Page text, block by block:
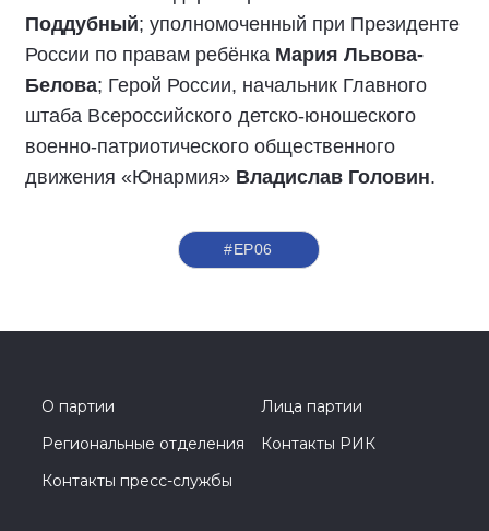
Поддубный; уполномоченный при Президенте
России по правам ребёнка Мария Львова-
Белова; Герой России, начальник Главного
штаба Всероссийского детско-юношеского
военно-патриотического общественного
движения «Юнармия» Владислав Головин.
#ЕР06
О партии
Лица партии
Региональные отделения
Контакты РИК
Контакты пресс-службы